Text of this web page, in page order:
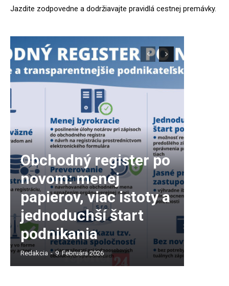
Jazdite zodpovedne a dodržiavajte pravidlá cestnej premávky.
Obchodný register po
novom: menej
papierov, viac istoty a
jednoduchší štart
podnikania
Redakcia - 9. Februára 2026